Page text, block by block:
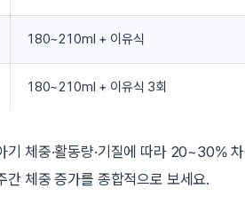
180~210ml + 이유식
180~210ml + 이유식 3회
기 체중·활동량·기질에 따라 20~30%
간 체중 증가를 종합적으로 보세요.